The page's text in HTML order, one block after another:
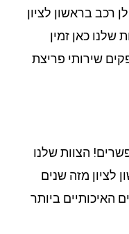
בראשון לציון
כאן זמין
שירותי פריצת
הצוות שלנו
מזה שנים
ביותר